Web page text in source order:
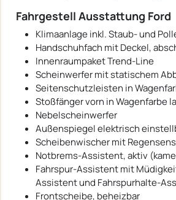
Fahrgestell Ausstattung Ford
Klimaanlage inkl. Staub- und
Handschuhfach mit Deckel,
Innenraumpaket Trend-Line
Scheinwerfer mit statischem
Seitenschutzleisten in
Stoßfänger vorn in Wagenfarbe
Nebelscheinwerfer
Außenspiegel elektrisch
Scheibenwischer mit
Notbrems-Assistent, aktiv
Fahrspur-Assistent mit
Assistent und Fahrspurhalte-
Frontscheibe, beheizbar